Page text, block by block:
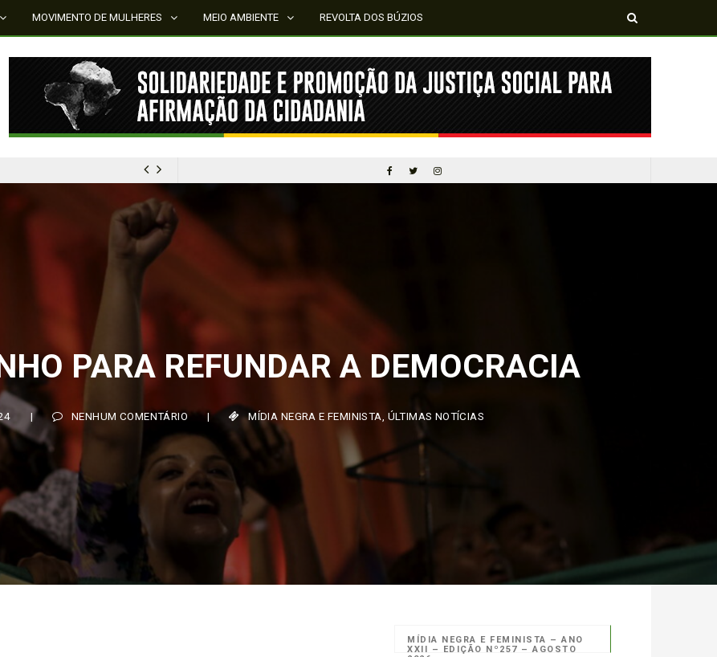
MOVIMENTO DE MULHERES MEIO AMBIENTE REVOLTA DOS BÚZIOS
PARA REFUNDAR A DEMOCRACIA
| MÍDIA NEGRA E FEMINISTA
MÍDIA NEGRA E FEMINISTA – ANO
XXII – EDIÇÃO Nº257 – AGOSTO